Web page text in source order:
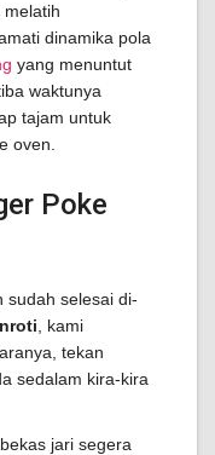
dinamika pola
yang menuntut
waktunya
tajam untuk
oven.
Poke
sudah selesai di-
, kami
tekan
sedalam kira-kira
jari segera